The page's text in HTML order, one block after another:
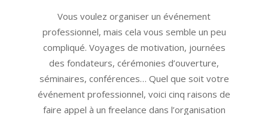
Vous voulez organiser un événement
professionnel, mais cela vous semble un peu
compliqué. Voyages de motivation, journées
des fondateurs, cérémonies d’ouverture,
séminaires, conférences… Quel que soit votre
événement professionnel, voici cinq raisons de
faire appel à un freelance dans l’organisation